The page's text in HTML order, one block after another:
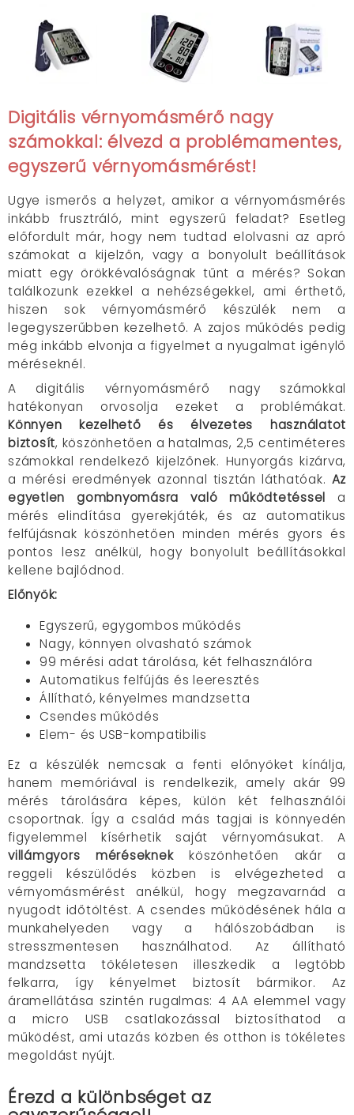
Digitális vérnyomásmérő nagy
számokkal: élvezd a problémamentes,
egyszerű vérnyomásmérést!
Ugye ismerős a helyzet, amikor a vérnyomásmérés
inkább frusztráló, mint egyszerű feladat? Esetleg
előfordult már, hogy nem tudtad elolvasni az apró
számokat a kijelzőn, vagy a bonyolult beállítások
miatt egy örökkévalóságnak tűnt a mérés? Sokan
találkozunk ezekkel a nehézségekkel, ami érthető,
hiszen sok vérnyomásmérő készülék nem a
legegyszerűbben kezelhető. A zajos működés pedig
még inkább elvonja a figyelmet a nyugalmat igénylő
méréseknél.
A digitális vérnyomásmérő nagy számokkal
hatékonyan orvosolja ezeket a problémákat.
Könnyen kezelhető és élvezetes használatot
biztosít, köszönhetően a hatalmas, 2,5 centiméteres
számokkal rendelkező kijelzőnek. Hunyorgás kizárva,
a mérési eredmények azonnal tisztán láthatóak. Az
egyetlen gombnyomásra való működtetéssel a
mérés elindítása gyerekjáték, és az automatikus
felfújásnak köszönhetően minden mérés gyors és
pontos lesz anélkül, hogy bonyolult beállításokkal
kellene bajlódnod.
Előnyök:
Egyszerű, egygombos működés
Nagy, könnyen olvasható számok
99 mérési adat tárolása, két felhasználóra
Automatikus felfújás és leeresztés
Állítható, kényelmes mandzsetta
Csendes működés
Elem- és USB-kompatibilis
Ez a készülék nemcsak a fenti előnyöket kínálja,
hanem memóriával is rendelkezik, amely akár 99
mérés tárolására képes, külön két felhasználói
csoportnak. Így a család más tagjai is könnyedén
figyelemmel kísérhetik saját vérnyomásukat. A
villámgyors méréseknekköszönhetően akár a
reggeli készülődés közben is elvégezheted a
vérnyomásmérést anélkül, hogy megzavarnád a
nyugodt időtöltést. A csendes működésének hála a
munkahelyeden vagy a hálószobádban is
stresszmentesen használhatod. Az állítható
mandzsetta tökéletesen illeszkedik a legtöbb
felkarra, így kényelmet biztosít bármikor. Az
áramellátása szintén rugalmas: 4 AA elemmel vagy
a micro USB csatlakozással biztosíthatod a
működést, ami utazás közben és otthon is tökéletes
megoldást nyújt.
Érezd a különbséget az